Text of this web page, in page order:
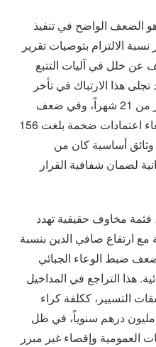
الضعف الواضح في تنفيذ
الالتزام بتوصيات تقرير
مما يكشف عن خلل في آليات التتبع
هذا الارتباك في تأخر
اعتماد برنامج التنمية الجهوية لأكثر من 21 شهراً، وفي ضعف
تقدير الموارد المالية الذي أدى لإلغاء اعتمادات ضخمة بلغت 156
مع غياب وثائق أساسية كان من
لضمان شفافية القرار
مخاوف حقيقية تهدد
مع ارتفاع صافي الدين بنسبة
30% حتى نهاية 2023، وضعف ضبط الوعاء الجبائي
هذا التراجع في المداخيل
التسيير، ككلفة كراء
سيارات الخدمة التي ناهزت 2.66 مليون درهم سنوياً، في ظل
وإقصاء غير مبرر